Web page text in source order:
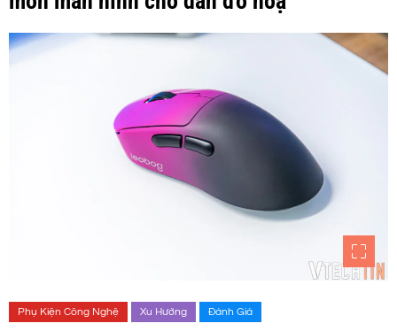
Phụ Kiện Công Nghệ Xu Hướng Đánh Giá